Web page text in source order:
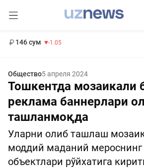
146 сум -1.05
Общество5 апреля 2024
Тошкентда мозаикали
реклама баннерлари
ташланмоқда
Уларни олиб ташлаш
моддий маданий мероснинг
объектлари рўйхатига